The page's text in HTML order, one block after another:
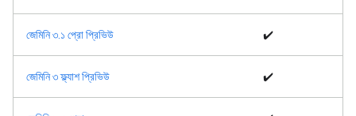
জেমিনি ৩.১ প্রো প্রিভিউ ✔️
জেমিনি ৩ ফ্ল্যাশ প্রিভিউ ✔️